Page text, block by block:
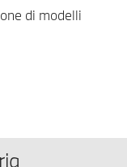
di modelli